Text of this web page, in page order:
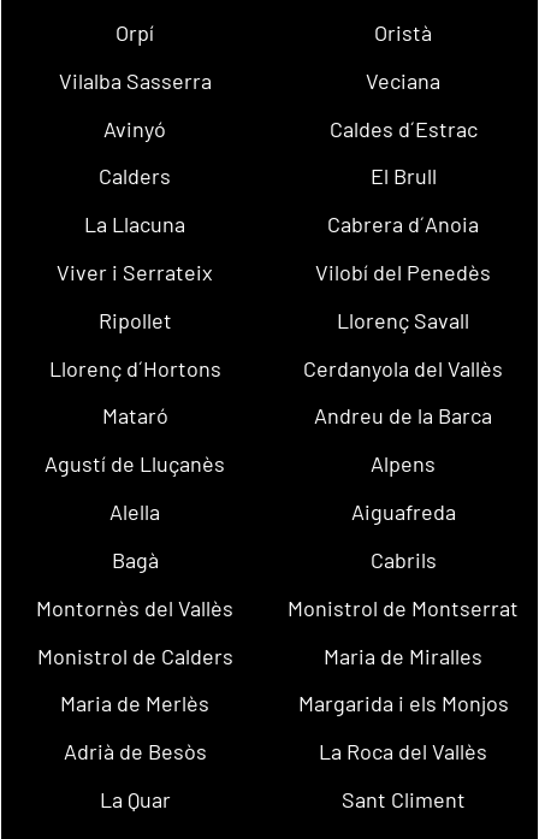
Orpí
Oristà
Vilalba Sasserra
Veciana
Avinyó
Caldes d´Estrac
Calders
El Brull
La Llacuna
Cabrera d´Anoia
Viver i Serrateix
Vilobí del Penedès
Ripollet
Llorenç Savall
Llorenç d´Hortons
Cerdanyola del Vallès
Mataró
Andreu de la Barca
Agustí de Lluçanès
Alpens
Alella
Aiguafreda
Bagà
Cabrils
Montornès del Vallès
Monistrol de Montserrat
Monistrol de Calders
Maria de Miralles
Maria de Merlès
Margarida i els Monjos
Adrià de Besòs
La Roca del Vallès
La Quar
Sant Climent